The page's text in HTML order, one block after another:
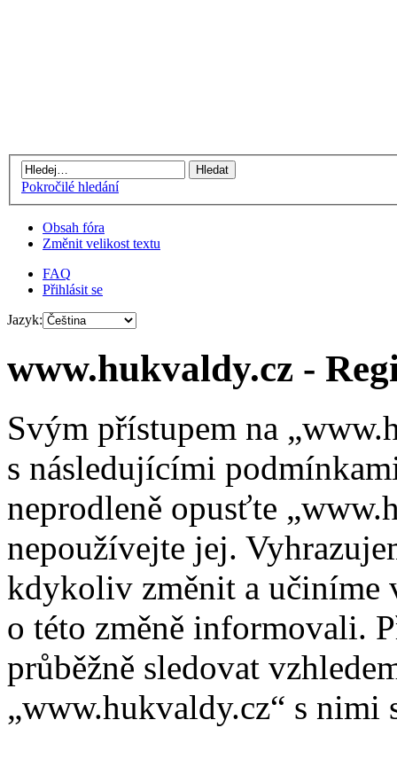
Pokročilé hledání
Obsah fóra
Změnit velikost textu
FAQ
Přihlásit se
Jazyk:
www.hukvaldy.cz -
Svým přístupem na
s následujícími
neprodleně opusťte
nepoužívejte jej.
kdykoliv změnit a učiníme
o této změně informovali.
průběžně sledovat
„www.hukvaldy.cz“ s nimi